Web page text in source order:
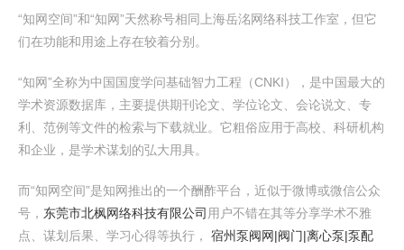
“知网空间”和“知网”天然称号相同上海岳洺网络科技工作室，但它
们在功能和用途上存在较着分别。
“知网”全称为中国国度学问基础智力工程（CNKI），是中国最大的
学术资源数据库，主要提供期刊论文、学位论文、会论说文、专
利、范例等文件的检索与下载就业。它粗俗应用于高校、科研机构
和企业，是学术谋划的弘大用具。
而“知网空间”是知网推出的一个酬酢平台，近似于微博或微信公众
号， 东莞市北枫网络科技有限公司 用户不错在其等分享学术不雅
点、谋划后果、学习心得等执行， 宿州泵阀网|阀门|离心泵|泵配